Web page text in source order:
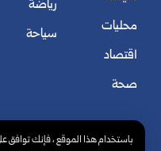
باستخدام هذا الموقع ، فإنك توافق
محليات
اقتصاد
صحة
رياضة
سياحة